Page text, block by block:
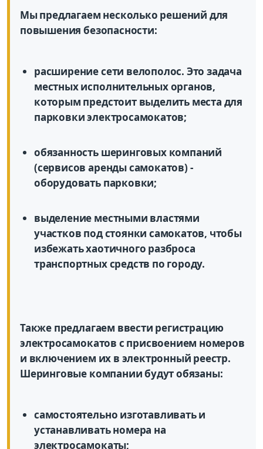
Мы предлагаем несколько решений для
повышения безопасности:
расширение сети велополос. Это задача
местных исполнительных органов,
которым предстоит выделить места для
парковки электросамокатов;
обязанность шеринговых компаний
(сервисов аренды самокатов) -
оборудовать парковки;
выделение местными властями
участков под стоянки самокатов, чтобы
избежать хаотичного разброса
транспортных средств по городу.
Также предлагаем ввести регистрацию
электросамокатов с присвоением номеров
и включением их в электронный реестр.
Шеринговые компании будут обязаны:
самостоятельно изготавливать и
устанавливать номера на
электросамокаты;